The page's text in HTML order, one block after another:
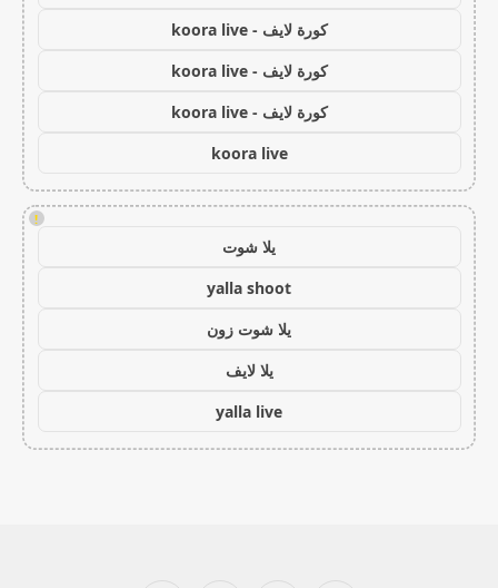
كورة لايف - koora live
كورة لايف - koora live
كورة لايف - koora live
koora live
!
يلا شوت
yalla shoot
يلا شوت زون
يلا لايف
yalla live